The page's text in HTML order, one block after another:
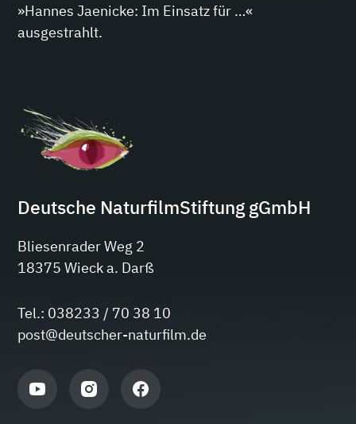
»Hannes Jaenicke: Im Einsatz für …«
ausgestrahlt.
Deutsche NaturfilmStiftung gGmbH
Bliesenrader Weg 2
18375 Wieck a. Darß
Tel.: 038233 / 70 38 10
post@deutscher-naturfilm.de